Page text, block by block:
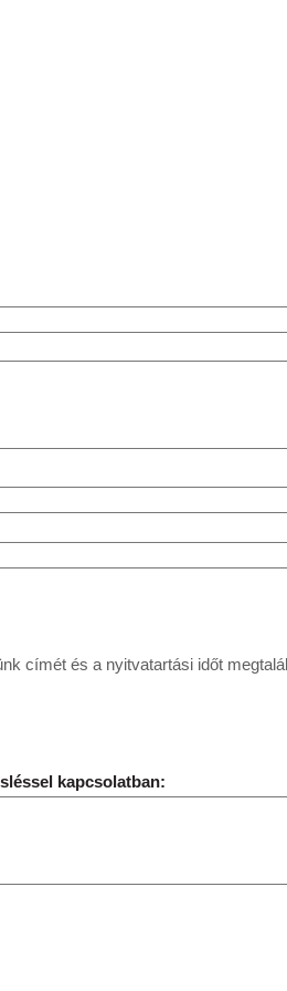
címét és a nyitvatartási időt
kapcsolatban: